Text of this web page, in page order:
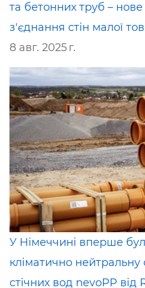
та бетонних труб –
з'єднання стін малої
8 авг. 2025 г.
У Німеччині вперше
кліматично
стічних вод nevoPP від